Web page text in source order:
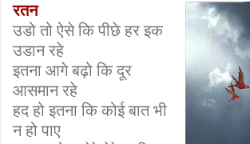
रतन
उडो तो ऐसे कि पीछे हर इक
उडान रहे
इतना आगे बढ़ो कि दूर
आसमान रहे
हद हो इतना कि कोई बात भी
न हो पाए